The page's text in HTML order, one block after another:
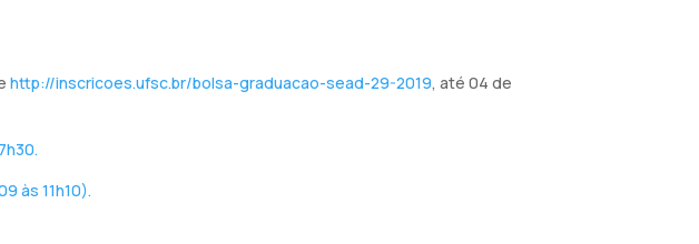
http://inscricoes.ufsc.br/bolsa-graduacao-sead-29-2019, até 04 de
às 11h10).